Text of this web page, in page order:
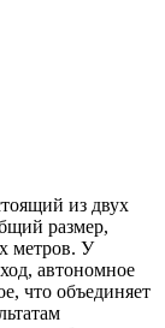
из двух
размер,
метров. У
автономное
что объединяет